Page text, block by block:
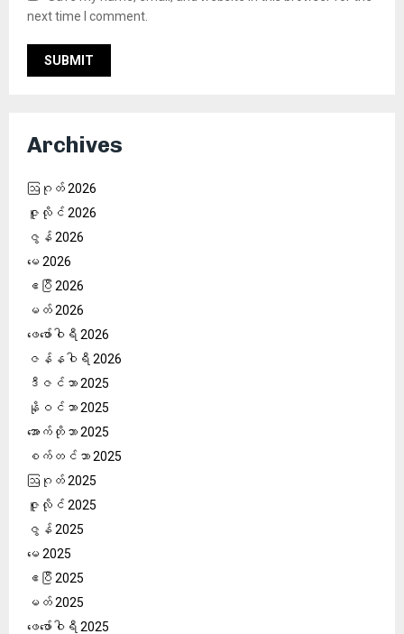
next time I comment.
Archives
ဩဂုတ် 2026
ဇူလိုင် 2026
ဇွန် 2026
မေ 2026
ဧပြီ 2026
မတ် 2026
ဖေ‌ဖော်ဝါရီ 2026
ဇန်နဝါရီ 2026
ဒီဇင်ဘာ 2025
နိုဝင်ဘာ 2025
အောက်တိုဘာ 2025
စက်တင်ဘာ 2025
ဩဂုတ် 2025
ဇူလိုင် 2025
ဇွန် 2025
မေ 2025
ဧပြီ 2025
မတ် 2025
ဖေ‌ဖော်ဝါရီ 2025